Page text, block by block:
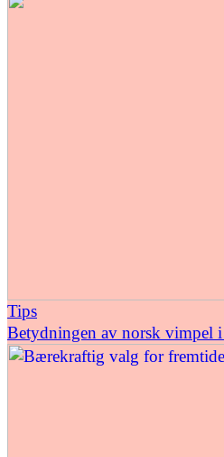
Tips
Betydningen av norsk vimpel